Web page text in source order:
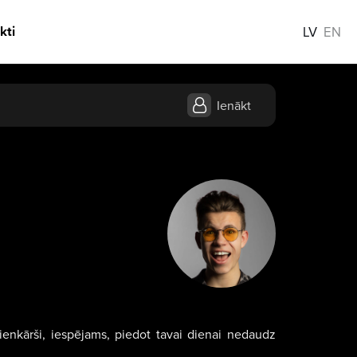
LV EN
Ienākt
iespējams, piedot tavai dienai nedaudz